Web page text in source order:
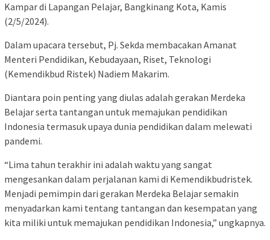
Kampar di Lapangan Pelajar, Bangkinang Kota, Kamis
(2/5/2024).
Dalam upacara tersebut, Pj. Sekda membacakan Amanat
Menteri Pendidikan, Kebudayaan, Riset, Teknologi
(Kemendikbud Ristek) Nadiem Makarim.
Diantara poin penting yang diulas adalah gerakan Merdeka
Belajar serta tantangan untuk memajukan pendidikan
Indonesia termasuk upaya dunia pendidikan dalam melewati
pandemi.
“Lima tahun terakhir ini adalah waktu yang sangat
mengesankan dalam perjalanan kami di Kemendikbudristek.
Menjadi pemimpin dari gerakan Merdeka Belajar semakin
menyadarkan kami tentang tantangan dan kesempatan yang
kita miliki untuk memajukan pendidikan Indonesia,” ungkapnya.